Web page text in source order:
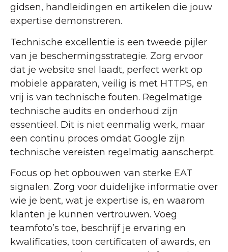
gidsen, handleidingen en artikelen die jouw
expertise demonstreren.
Technische excellentie is een tweede pijler
van je beschermingsstrategie. Zorg ervoor
dat je website snel laadt, perfect werkt op
mobiele apparaten, veilig is met HTTPS, en
vrij is van technische fouten. Regelmatige
technische audits en onderhoud zijn
essentieel. Dit is niet eenmalig werk, maar
een continu proces omdat Google zijn
technische vereisten regelmatig aanscherpt.
Focus op het opbouwen van sterke EAT
signalen. Zorg voor duidelijke informatie over
wie je bent, wat je expertise is, en waarom
klanten je kunnen vertrouwen. Voeg
teamfoto’s toe, beschrijf je ervaring en
kwalificaties, toon certificaten of awards, en